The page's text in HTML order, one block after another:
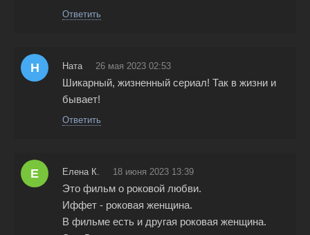
Ответить
Н Ната 26 мая 2023 02:53
Шикарный, жизненный сериал! Так в жизни и
бывает!
Ответить
Е Елена К. 18 июня 2023 13:39
Это фильм о роковой любви.
Иффет - роковая женщина.
В фильме есть и другая роковая женщина.